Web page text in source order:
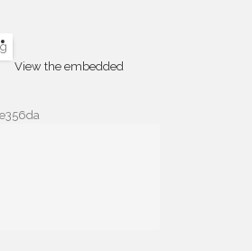
View the embedded